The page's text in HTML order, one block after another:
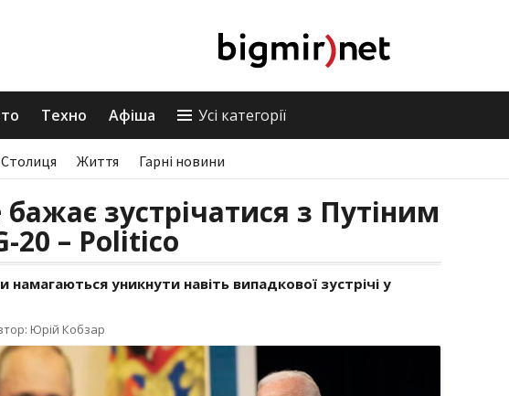
Техно Афіша Усі категорії
Столиця Життя Гарні новини
зустрічатися з Путіним
20 – Politico
уникнути навіть випадкової зустрічі у
Юрій Кобзар